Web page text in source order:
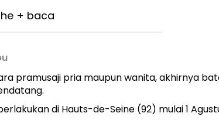
+ baca
pramusaji pria maupun wanita, akhirnya
di Hauts-de-Seine (92) mulai 1